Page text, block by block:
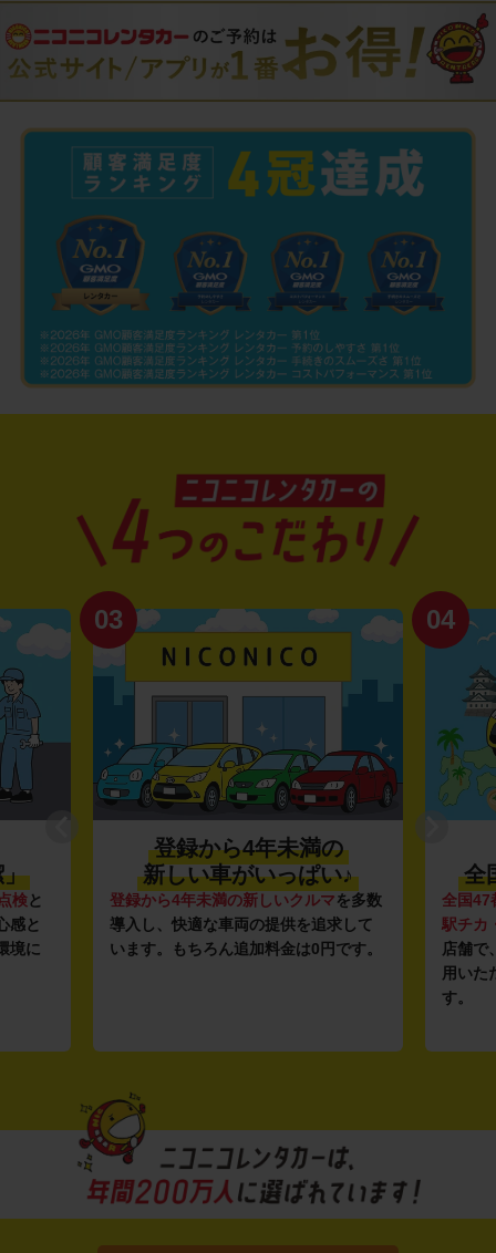
」
検と
感と
境に
03
登録から4年未満の
新しい車がいっぱい♪
登録から4年未満の新しいクルマを多数
導入し、快適な車両の提供を追求して
います。もちろん追加料金は0円です。
04
全
全国47
駅チカ
店舗で
用いた
す。